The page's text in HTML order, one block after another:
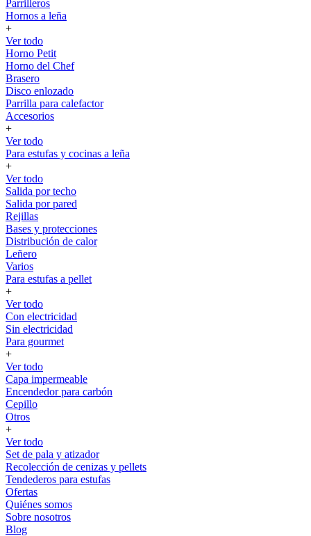
Parrilleros
Hornos a leña
+
Ver todo
Horno Petit
Horno del Chef
Brasero
Disco enlozado
Parrilla para calefactor
Accesorios
+
Ver todo
Para estufas y cocinas a leña
+
Ver todo
Salida por techo
Salida por pared
Rejillas
Bases y protecciones
Distribución de calor
Leñero
Varios
Para estufas a pellet
+
Ver todo
Con electricidad
Sin electricidad
Para gourmet
+
Ver todo
Capa impermeable
Encendedor para carbón
Cepillo
Otros
+
Ver todo
Set de pala y atizador
Recolección de cenizas y pellets
Tendederos para estufas
Ofertas
Quiénes somos
Sobre nosotros
Blog